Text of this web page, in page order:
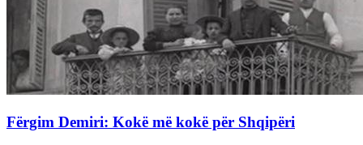
Fërgim Demiri: Kokë më kokë për Shqipëri